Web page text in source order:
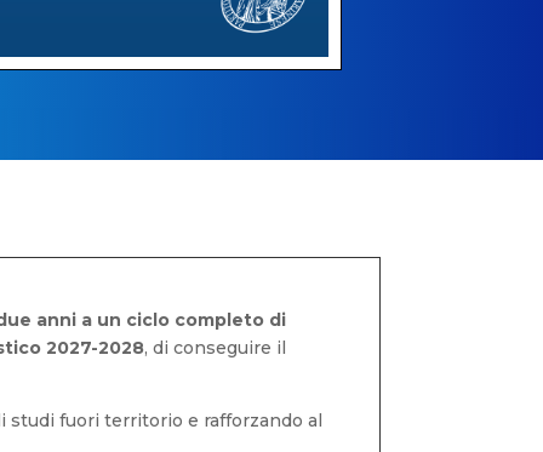
anni a un ciclo completo di
2027-2028, di conseguire il
studi fuori territorio e rafforzando al